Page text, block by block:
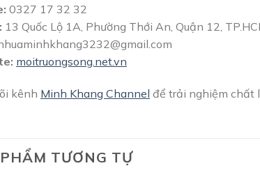
0327 17 32 32
13 Quốc Lộ 1A, Phường Thới An, Quận 12,
moitruongsong.net.vn
kênh Minh Khang Channel để trải nghiệm chất
TƯƠNG TỰ